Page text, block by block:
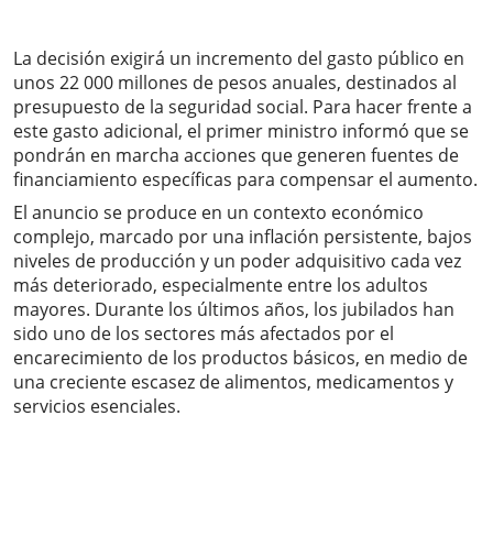
La decisión exigirá un incremento del gasto público en
unos 22 000 millones de pesos anuales, destinados al
presupuesto de la seguridad social. Para hacer frente a
este gasto adicional, el primer ministro informó que se
pondrán en marcha acciones que generen fuentes de
financiamiento específicas para compensar el aumento.
El anuncio se produce en un contexto económico
complejo, marcado por una inflación persistente, bajos
niveles de producción y un poder adquisitivo cada vez
más deteriorado, especialmente entre los adultos
mayores. Durante los últimos años, los jubilados han
sido uno de los sectores más afectados por el
encarecimiento de los productos básicos, en medio de
una creciente escasez de alimentos, medicamentos y
servicios esenciales.